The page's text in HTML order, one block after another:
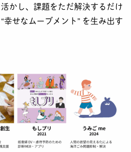
かし、課題をただ解決するだけ
幸せなムーブメント” を生み出す